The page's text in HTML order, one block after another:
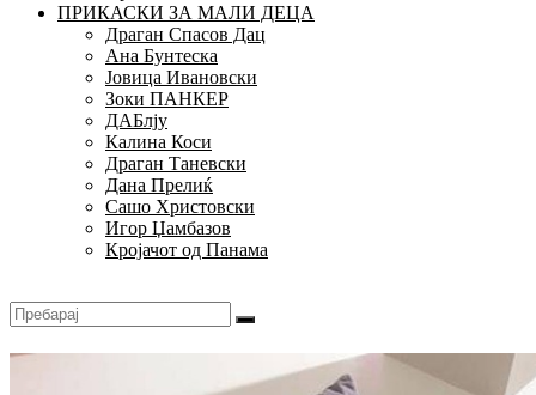
ПРИКАСКИ ЗА МАЛИ ДЕЦА
Драган Спасов Дац
Ана Бунтеска
Јовица Ивановски
Зоки ПАНКЕР
ДАБлју
Калина Коси
Драган Таневски
Дана Прелиќ
Сашо Христовски
Игор Џамбазов
Кројачот од Панама